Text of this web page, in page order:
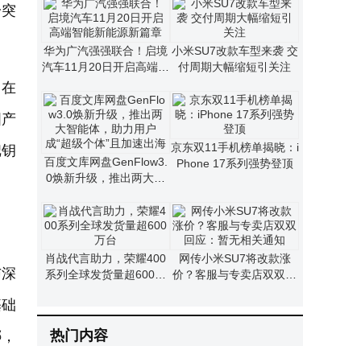
华为广汽强强联合！启境
汽车11月20日开启高端智
小米SU7改款车型来袭 交
付周期大幅缩短引关注
百度文库网盘GenFlow3.
0焕新升级，推出两大智
体”且加速出海
京东双11手机榜单揭晓：i
Phone 17系列强势登顶
肖战代言助力，荣耀400
系列全球发货量超600万
网传小米SU7将改款涨
价？客服与专卖店双双回
热门内容